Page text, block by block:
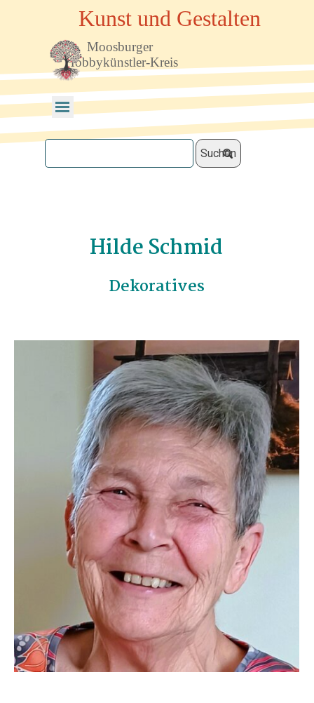
Kunst und Gestalten
Menü überspringen
Moosburger
Hobbykünstler-Kreis
Suchen
Hilde Schmid
Dekoratives